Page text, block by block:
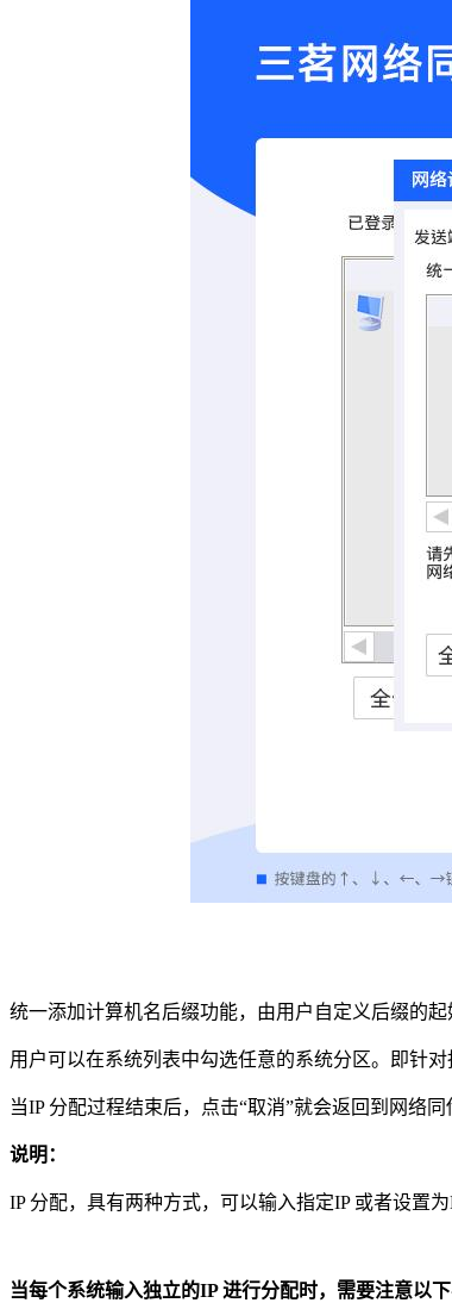
统一添加计算机名后缀功能，由用户自定义后缀的
用户可以在系统列表中勾选任意的系统分区。即针
当IP 分配过程结束后，点击“取消”就会返回到网络同
说明：
IP 分配，具有两种方式，可以输入指定IP 或者设置为
当每个系统输入独立的IP进行分配时，需要注意以下